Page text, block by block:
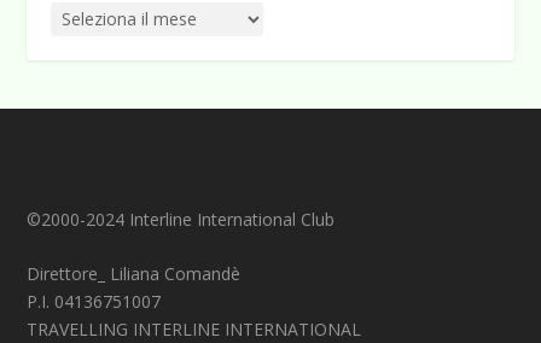
©2000-2024 Interline International Club
Direttore_ Liliana Comandè
P.I. 04136751007
TRAVELLING INTERLINE INTERNATIONAL